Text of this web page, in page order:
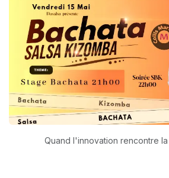
Quand l'innovation rencontre